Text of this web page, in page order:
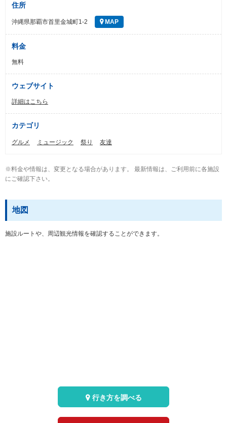
住所
沖縄県那覇市首里金城町1-2 MAP
料金
無料
ウェブサイト
詳細はこちら
カテゴリ
グルメ ミュージック 祭り 友達
※料金や情報は、変更となる場合があります。 最新情報は、ご利用前に各施設
にご確認下さい。
地図
施設ルートや、周辺観光情報を確認することができます。
行き方を調べる